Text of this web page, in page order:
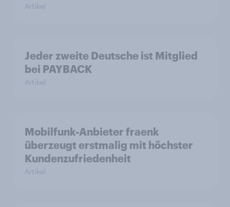
Artikel
Jeder zweite Deutsche ist Mitglied
bei PAYBACK
Artikel
Mobilfunk-Anbieter fraenk
überzeugt erstmalig mit höchster
Kundenzufriedenheit
Artikel